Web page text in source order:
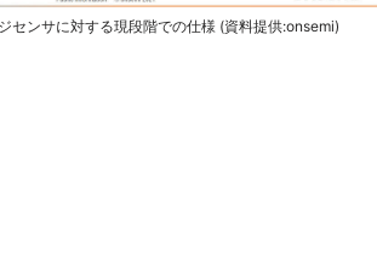
センサに対する現段階での仕様 (資料提供:onsemi)